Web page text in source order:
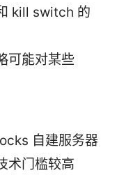
kill switch 的
可能对某些
自建服务器
术门槛较高